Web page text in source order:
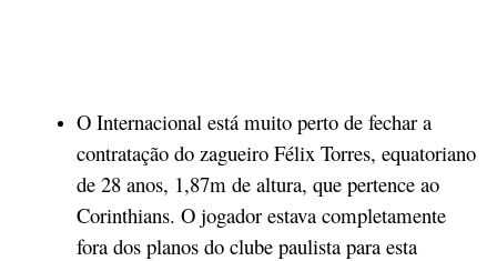
O Internacional está muito perto de fechar a
contratação do zagueiro Félix Torres, equatoriano
de 28 anos, 1,87m de altura, que pertence ao
Corinthians. O jogador estava completamente
fora dos planos do clube paulista para esta